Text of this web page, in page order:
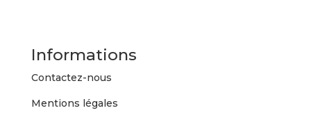
Informations
Contactez-nous
Mentions légales